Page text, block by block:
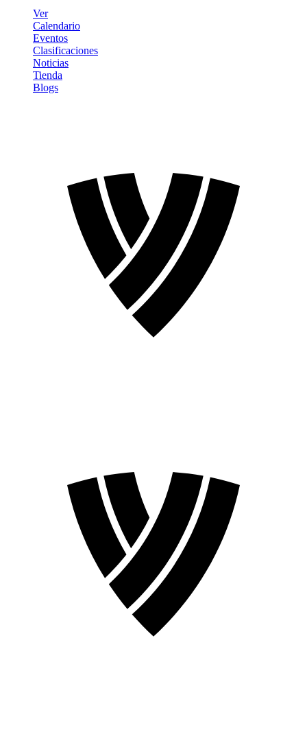
Ver
Calendario
Eventos
Clasificaciones
Noticias
Tienda
Blogs